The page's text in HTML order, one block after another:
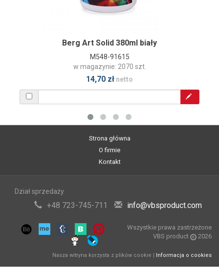
Berg Art Solid 380ml biały
M548-91615
w magazynie: 2070 szt.
14,70 zł netto
Strona główna
O firmie
Kontakt
Dział sprzedaży
+48 723-745-711 info@vbsproduct.com
Wszystkie prawa zastrzeżone
VBS product
2026
Nasza witryna korzysta z plików cookie | Informacja o cookies